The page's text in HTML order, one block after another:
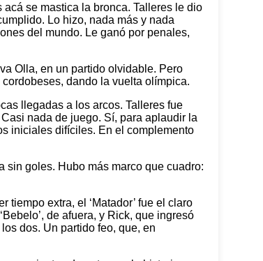
se mastica la bronca. Talleres le dio
Lo hizo, nada más y nada
del mundo. Le ganó por penales,
Olla, en un partido olvidable. Pero
dando la vuelta olímpica.
llegadas a los arcos. Talleres fue
nada de juego. Sí, para aplaudir la
iniciales difíciles. En el complemento
sin goles. Hubo más marco que cuadro:
tiempo extra, el ‘Matador’ fue el claro
de afuera, y Rick, que ingresó
dos. Un partido feo, que, en